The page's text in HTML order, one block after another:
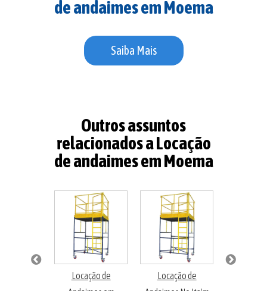
de andaimes em Moema
Saiba Mais
Outros assuntos
relacionados a Locação
de andaimes em Moema
Locação de
Locação de